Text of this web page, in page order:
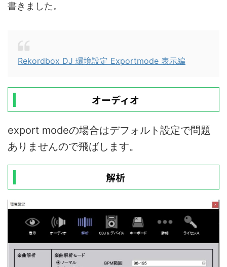
書きました。
Rekordbox DJ 環境設定 Exportmode 表示編
オーディオ
export modeの場合はデフォルト設定で問題
ありませんので飛ばします。
解析